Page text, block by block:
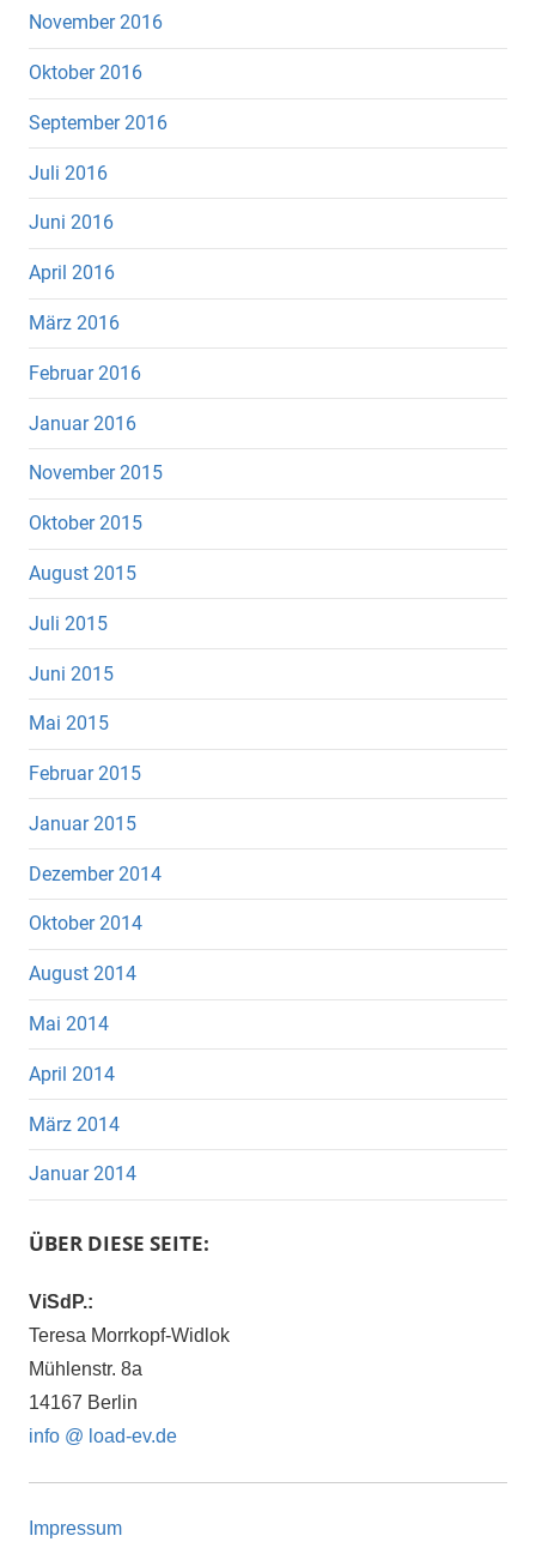
November 2016
Oktober 2016
September 2016
Juli 2016
Juni 2016
April 2016
März 2016
Februar 2016
Januar 2016
November 2015
Oktober 2015
August 2015
Juli 2015
Juni 2015
Mai 2015
Februar 2015
Januar 2015
Dezember 2014
Oktober 2014
August 2014
Mai 2014
April 2014
März 2014
Januar 2014
ÜBER DIESE SEITE:
ViSdP.:
Teresa Morrkopf-Widlok
Mühlenstr. 8a
14167 Berlin
info @ load-ev.de
Impressum